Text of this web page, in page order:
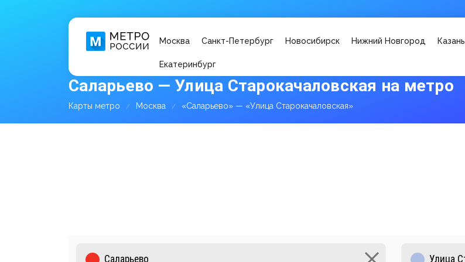
Москва Санкт-Петербург Новосибирск Нижний Новгород Казань
Екатеринбург
Саларьево — Улица Старокачаловская на метро
Карты метро Москва «Саларьево» — «Улица Старокачаловская»